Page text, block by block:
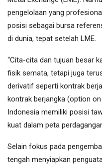
pengelolaan yang
posisi sebagai bursa
di dunia, tepat setelah LME.
“Cita-cita dan tujuan besar
fisik semata, tetapi juga
derivatif seperti kontrak
kontrak berjangka (option
Indonesia memiliki posisi
kuat dalam peta
Selain fokus pada
tengah menyiapkan